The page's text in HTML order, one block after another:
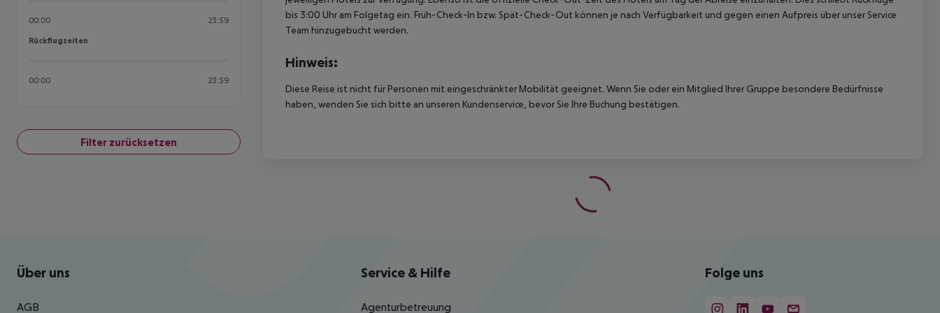
00:00 23:59
Rückflugzeiten
Rückflugzeiten
00:00 23:59
Filter zurücksetzen
bis 3:00 Uhr am Folgetag ein. Früh-Check-In bzw. Spät-Check-Out können je nach Verfügbarkeit und gegen einen Aufpreis über unser Service
Team hinzugebucht werden.
Hinweis:
Diese Reise ist nicht für Personen mit eingeschränkter Mobilität geeignet. Wenn Sie oder ein Mitglied Ihrer Gruppe besondere Bedürfnisse
haben, wenden Sie sich bitte an unseren Kundenservice, bevor Sie Ihre Buchung bestätigen.
Footer navigation
Über uns
AGB
Service & Hilfe
Agenturbetreuung
Folge uns